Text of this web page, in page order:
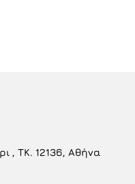
, ΤΚ. 12136, Αθήνα